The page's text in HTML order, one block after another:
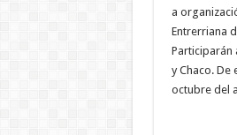
a
Entrerriana
Participarán
y Chaco.
octubre del